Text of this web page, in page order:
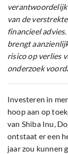
van de
financieel
brengt
risico op verlies
onderzoek
Investeren in
hoop aan op
van Shiba Inu,
ontstaat er een
jaar zou kunnen